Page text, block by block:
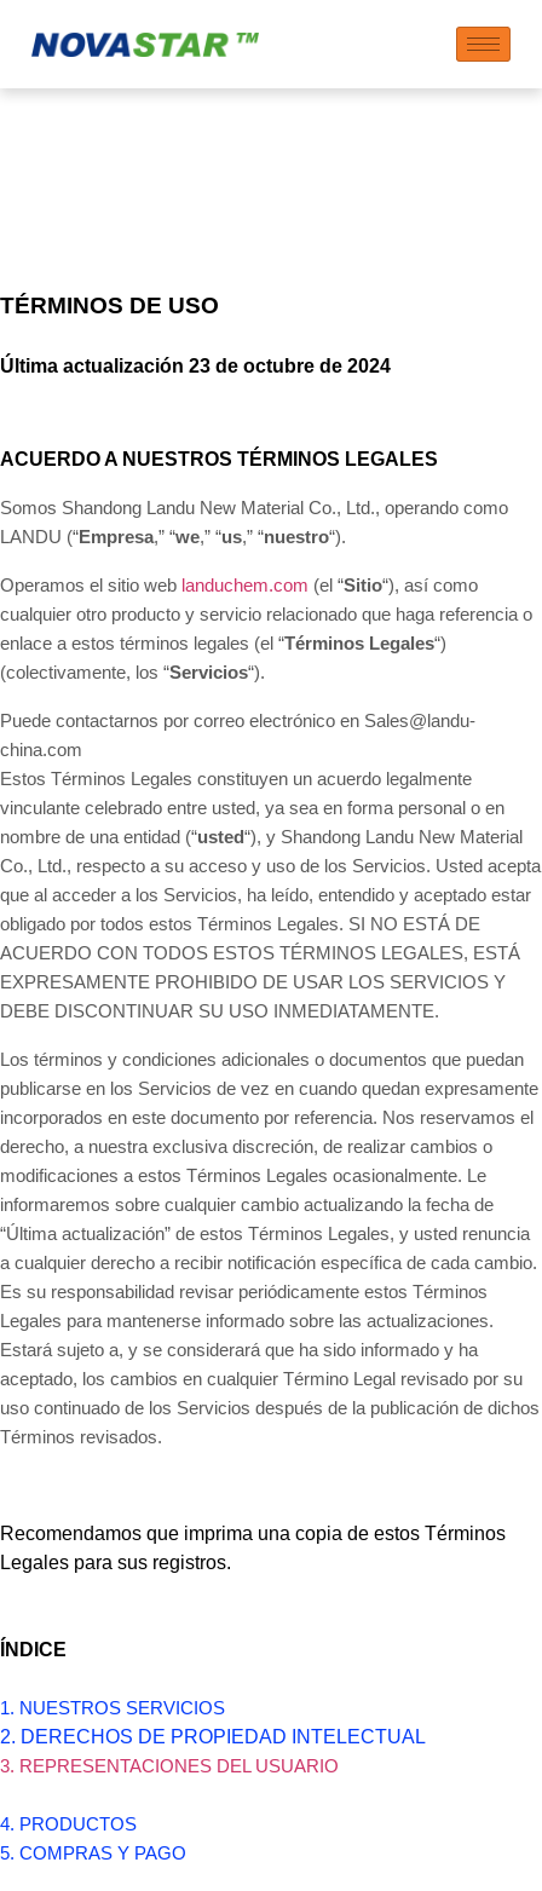
TÉRMINOS DE USO
Última actualización 23 de octubre de 2024
ACUERDO A NUESTROS TÉRMINOS LEGALES
Somos Shandong Landu New Material Co., Ltd., operando como
LANDU (“Empresa,” “we,” “us,” “nuestro“).
Operamos el sitio web landuchem.com (el “Sitio“), así como
cualquier otro producto y servicio relacionado que haga referencia o
enlace a estos términos legales (el “Términos Legales“)
(colectivamente, los “Servicios“).
Puede contactarnos por correo electrónico en Sales@landu-
china.com
Estos Términos Legales constituyen un acuerdo legalmente
vinculante celebrado entre usted, ya sea en forma personal o en
nombre de una entidad (“usted“), y Shandong Landu New Material
Co., Ltd., respecto a su acceso y uso de los Servicios. Usted acepta
que al acceder a los Servicios, ha leído, entendido y aceptado estar
obligado por todos estos Términos Legales. SI NO ESTÁ DE
ACUERDO CON TODOS ESTOS TÉRMINOS LEGALES, ESTÁ
EXPRESAMENTE PROHIBIDO DE USAR LOS SERVICIOS Y
DEBE DISCONTINUAR SU USO INMEDIATAMENTE.
Los términos y condiciones adicionales o documentos que puedan
publicarse en los Servicios de vez en cuando quedan expresamente
incorporados en este documento por referencia. Nos reservamos el
derecho, a nuestra exclusiva discreción, de realizar cambios o
modificaciones a estos Términos Legales ocasionalmente. Le
informaremos sobre cualquier cambio actualizando la fecha de
“Última actualización” de estos Términos Legales, y usted renuncia
a cualquier derecho a recibir notificación específica de cada cambio.
Es su responsabilidad revisar periódicamente estos Términos
Legales para mantenerse informado sobre las actualizaciones.
Estará sujeto a, y se considerará que ha sido informado y ha
aceptado, los cambios en cualquier Término Legal revisado por su
uso continuado de los Servicios después de la publicación de dichos
Términos revisados.
Recomendamos que imprima una copia de estos Términos
Legales para sus registros.
ÍNDICE
1. NUESTROS SERVICIOS
2. DERECHOS DE PROPIEDAD INTELECTUAL
3. REPRESENTACIONES DEL USUARIO
4. PRODUCTOS
5. COMPRAS Y PAGO